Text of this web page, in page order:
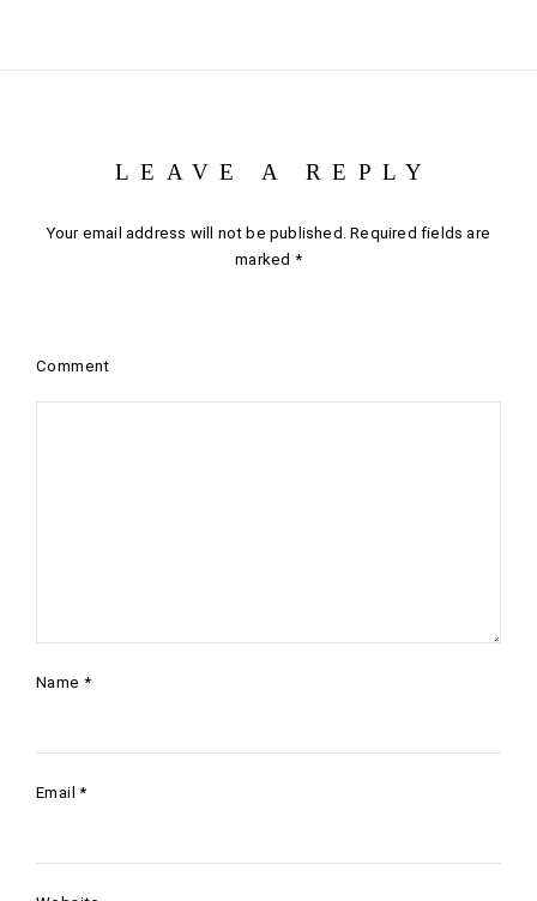
LEAVE A REPLY
Your email address will not be published. Required fields are
marked *
Comment
Name *
Email*